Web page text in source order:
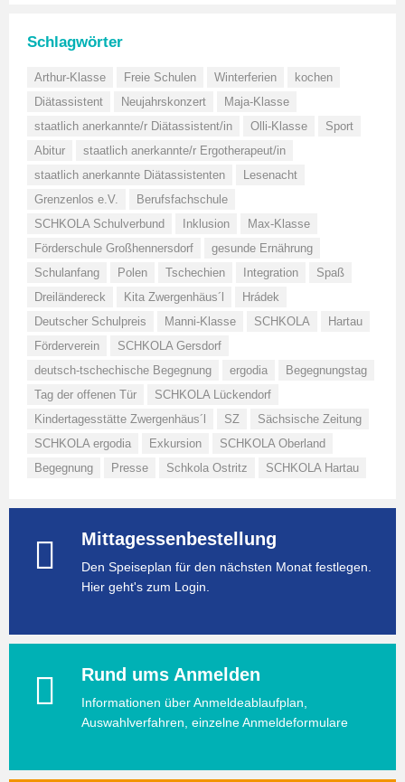
Schlagwörter
Arthur-Klasse Freie Schulen Winterferien
kochen
Diätassistent
Neujahrskonzert
Maja-Klasse
staatlich anerkannte/r Diätassistent/in
Olli-Klasse
Sport
Abitur
staatlich anerkannte/r Ergotherapeut/in
staatlich anerkannte Diätassistenten
Lesenacht
Grenzenlos e.V.
Berufsfachschule
SCHKOLA Schulverbund
Inklusion
Max-Klasse
Förderschule Großhennersdorf
gesunde Ernährung
Schulanfang
Polen Tschechien Integration
Spaß
Dreiländereck
Kita Zwergenhäus´l
Hrádek
Deutscher Schulpreis
Manni-Klasse SCHKOLA
Hartau
Förderverein
SCHKOLA Gersdorf
deutsch-tschechische Begegnung
ergodia
Begegnungstag
Tag der offenen Tür
SCHKOLA Lückendorf
Kindertagesstätte Zwergenhäus´l
SZ
Sächsische Zeitung
SCHKOLA ergodia
Exkursion
SCHKOLA Oberland
Begegnung
Presse Schkola Ostritz SCHKOLA Hartau
Mittagessenbestellung
Den Speiseplan für den nächsten Monat festlegen.
Hier geht's zum Login.
Rund ums Anmelden
Informationen über Anmeldeablaufplan,
Auswahlverfahren, einzelne Anmeldeformulare